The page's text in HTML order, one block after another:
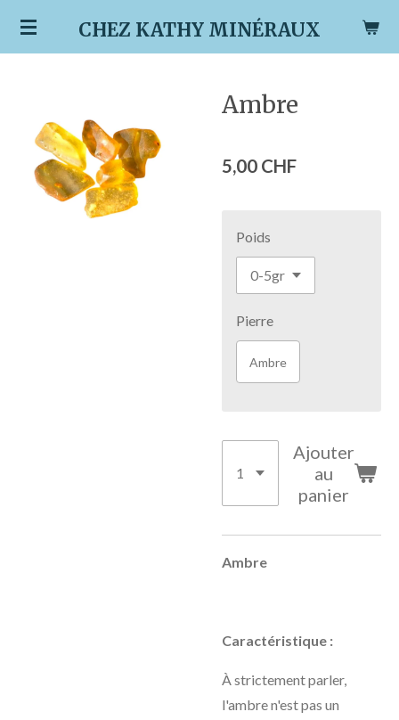
Passer
CHEZ KATHY MINÉRAUX
Ambre
5,00 CHF
Poids
Pierre
Ambre
Ajouter
au
panier
Ambre
Caractéristique :
À strictement parler,
l'ambre n'est pas un